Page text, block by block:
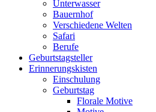
Unterwasser
Bauernhof
Verschiedene Welten
Safari
Berufe
Geburtstagsteller
Erinnerungskisten
Einschulung
Geburtstag
Florale Motive